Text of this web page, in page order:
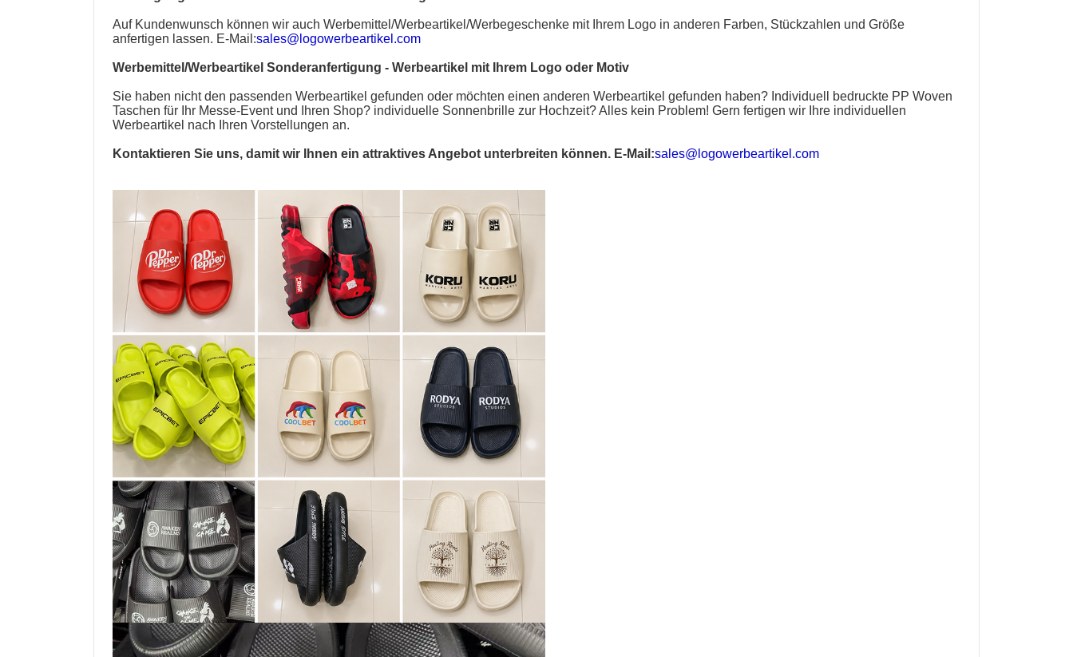
Auf Kundenwunsch können wir auchWerbemittel/Werbeartikel/Werbegeschenke mit Ihrem Logo in anderen Farben, Stückzahlen und Größe
anfertigen lassen. E-Mail:sales@logowerbeartikel.com
Werbemittel/Werbeartikel Sonderanfertigung -Werbeartikel mit Ihrem Logo oder Motiv
Sie haben nicht den passendenWerbeartikel gefunden oder möchten einen anderen Werbeartikel gefunden haben? Individuell bedruckte PP Woven
Taschen für Ihr Messe-Event und Ihren Shop? individuelle Sonnenbrille zur Hochzeit? Alles kein Problem! Gern fertigen wir Ihre individuellen
Werbeartikel nach Ihren Vorstellungen an.
Kontaktieren Sie uns, damit wir Ihnen ein attraktives Angebot unterbreiten können. E-Mail:sales@logowerbeartikel.com